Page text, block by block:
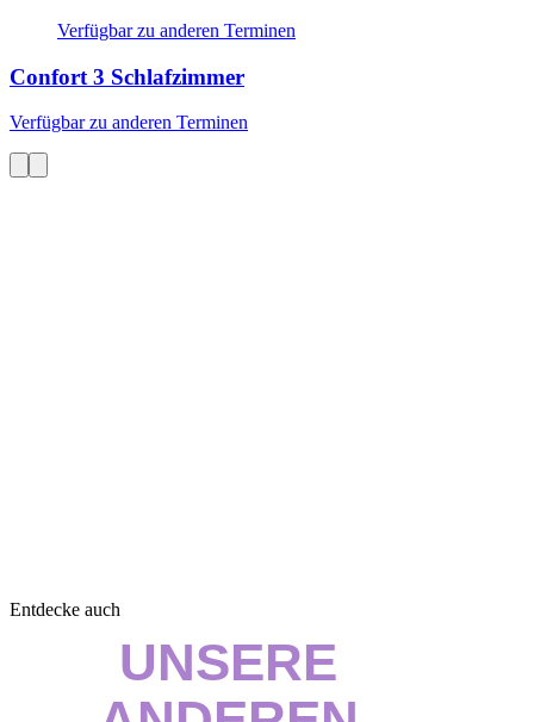
Verfügbar zu anderen Terminen
Confort 3 Schlafzimmer
Verfügbar zu anderen Terminen
Entdecke auch
UNSERE